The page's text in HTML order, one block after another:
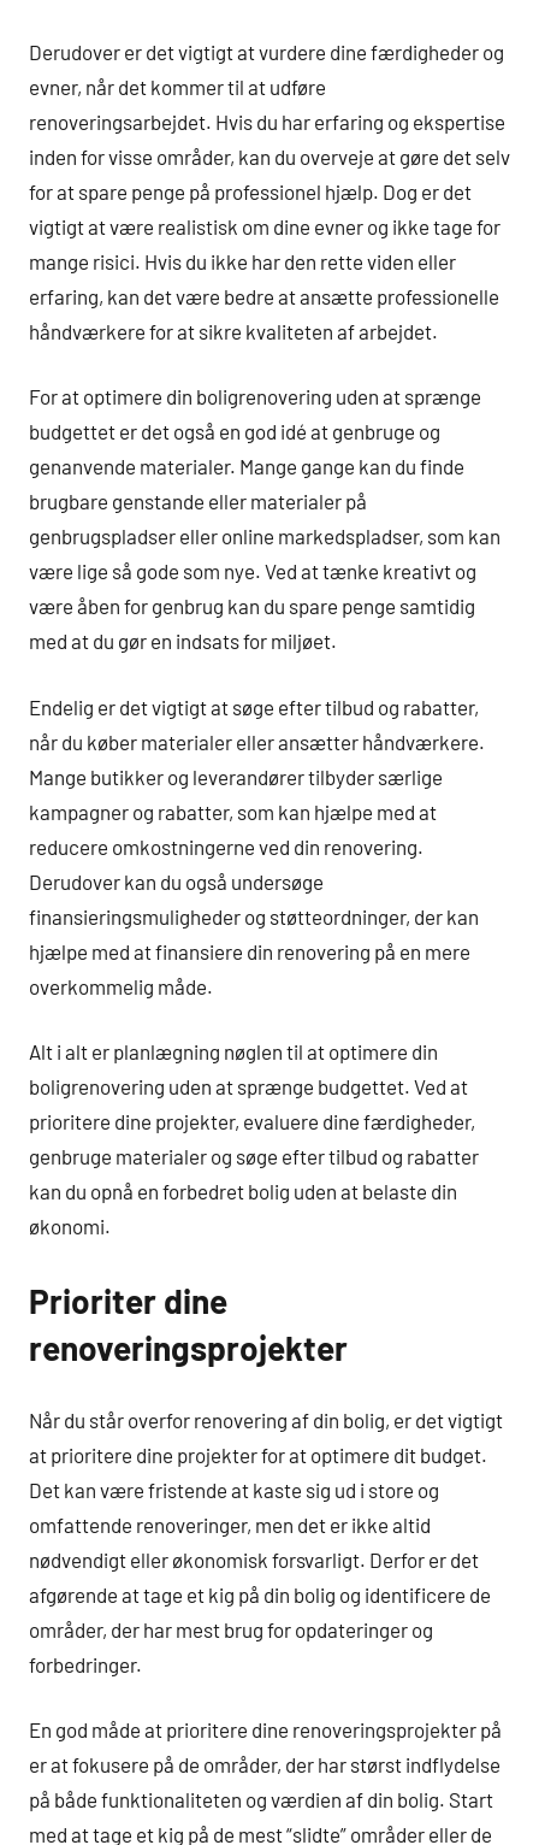
Derudover er det vigtigt at vurdere dine færdigheder og
evner, når det kommer til at udføre
renoveringsarbejdet. Hvis du har erfaring og ekspertise
inden for visse områder, kan du overveje at gøre det selv
for at spare penge på professionel hjælp. Dog er det
vigtigt at være realistisk om dine evner og ikke tage for
mange risici. Hvis du ikke har den rette viden eller
erfaring, kan det være bedre at ansætte professionelle
håndværkere for at sikre kvaliteten af arbejdet.
For at optimere din boligrenovering uden at sprænge
budgettet er det også en god idé at genbruge og
genanvende materialer. Mange gange kan du finde
brugbare genstande eller materialer på
genbrugspladser eller online markedspladser, som kan
være lige så gode som nye. Ved at tænke kreativt og
være åben for genbrug kan du spare penge samtidig
med at du gør en indsats for miljøet.
Endelig er det vigtigt at søge efter tilbud og rabatter,
når du køber materialer eller ansætter håndværkere.
Mange butikker og leverandører tilbyder særlige
kampagner og rabatter, som kan hjælpe med at
reducere omkostningerne ved din renovering.
Derudover kan du også undersøge
finansieringsmuligheder og støtteordninger, der kan
hjælpe med at finansiere din renovering på en mere
overkommelig måde.
Alt i alt er planlægning nøglen til at optimere din
boligrenovering uden at sprænge budgettet. Ved at
prioritere dine projekter, evaluere dine færdigheder,
genbruge materialer og søge efter tilbud og rabatter
kan du opnå en forbedret bolig uden at belaste din
økonomi.
Prioriter dine
renoveringsprojekter
Når du står overfor renovering af din bolig, er det vigtigt
at prioritere dine projekter for at optimere dit budget.
Det kan være fristende at kaste sig ud i store og
omfattende renoveringer, men det er ikke altid
nødvendigt eller økonomisk forsvarligt. Derfor er det
afgørende at tage et kig på din bolig og identificere de
områder, der har mest brug for opdateringer og
forbedringer.
En god måde at prioritere dine renoveringsprojekter på
er at fokusere på de områder, der har størst indflydelse
på både funktionaliteten og værdien af din bolig. Start
med at tage et kig på de mest “slidte” områder eller de